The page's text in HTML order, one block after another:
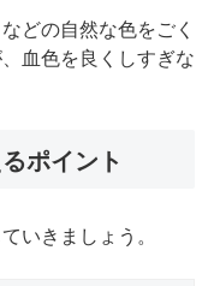
どの自然な色をごく
血色を良くしすぎな
ポイント
いきましょう。